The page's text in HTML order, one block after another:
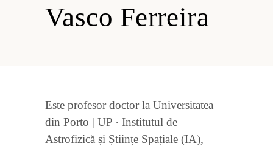
Vasco Ferreira
Este profesor doctor la Universitatea
din Porto | UP · Institutul de
Astrofizică și Științe Spațiale (IA),